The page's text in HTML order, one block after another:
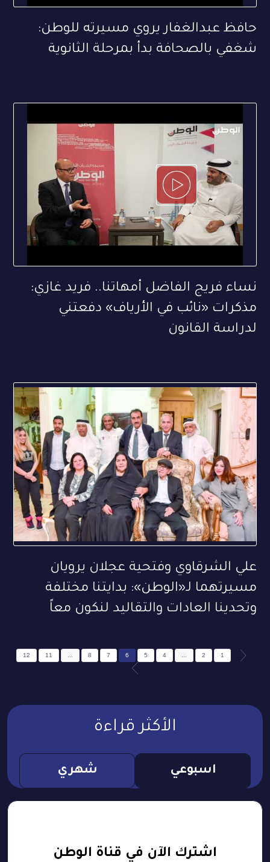
حافظ عبدالغفار يروي مسيرته للوطن:
شغفي بالصحافة بدأ بمرحلة الثانوية
نساء فريج الفاضل أمهاتنا.. فريد غازي:
مذكرات «نائب في الأرياف» دفعتني
لدراسة القانون
علي الشرقاوي وفتحية عجلان يرويان
مسيرتهما لـ«الوطن»: بدايتنا مختلفة
وتحدينا العادات والتقاليد لنكون معاً
1
2
4
5
6
7
8
11
12
الأكثر قراءة
اسبوعي شهري
اشترك الآن في قناة الوطن